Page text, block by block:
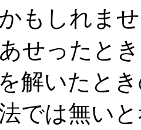
もしれま
せったと
解いたと
では無い